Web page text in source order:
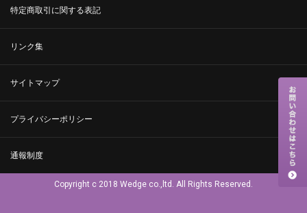
特定商取引に関する表記
リンク集
サイトマップ
プライバシーポリシー
通報制度
Copyright c 2018 Wedge co.,ltd. All Rights Reserved.